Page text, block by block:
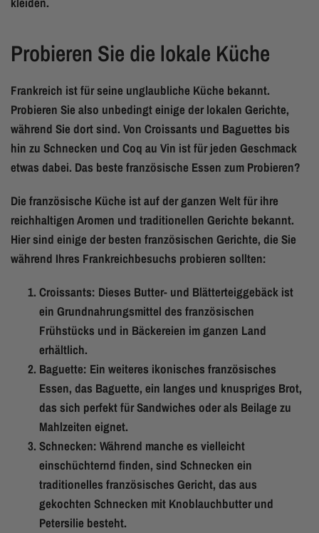
Probieren Sie die lokale Küche
Frankreich ist für seine unglaubliche Küche bekannt.
Probieren Sie also unbedingt einige der lokalen Gerichte,
während Sie dort sind. Von Croissants und Baguettes bis
hin zu Schnecken und Coq au Vin ist für jeden Geschmack
etwas dabei. Das beste französische Essen zum Probieren?
Die französische Küche ist auf der ganzen Welt für ihre
reichhaltigen Aromen und traditionellen Gerichte bekannt.
Hier sind einige der besten französischen Gerichte, die Sie
während Ihres Frankreichbesuchs probieren sollten:
Croissants: Dieses Butter- und Blätterteiggebäck ist
ein Grundnahrungsmittel des französischen
Frühstücks und in Bäckereien im ganzen Land
erhältlich.
Baguette: Ein weiteres ikonisches französisches
Essen, das Baguette, ein langes und knuspriges Brot,
das sich perfekt für Sandwiches oder als Beilage zu
Mahlzeiten eignet.
Schnecken: Während manche es vielleicht
einschüchternd finden, sind Schnecken ein
traditionelles französisches Gericht, das aus
gekochten Schnecken mit Knoblauchbutter und
Petersilie besteht.